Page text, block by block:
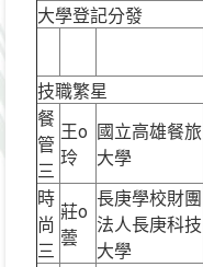
大學登記分發
技職繁星
餐
管
三
王o
玲
國立高雄餐旅
大學
時
尚
三
莊o
蕓
長庚學校財團
法人長庚科技
大學